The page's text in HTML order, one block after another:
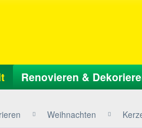
Renovieren &
Weihnachten